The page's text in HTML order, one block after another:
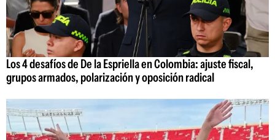
Los 4 desafíos de De la Espriella en Colombia: ajuste fiscal,
grupos armados, polarización y oposición radical